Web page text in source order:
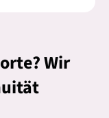
Wir